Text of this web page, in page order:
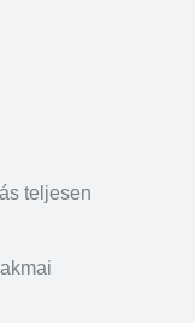
teljesen